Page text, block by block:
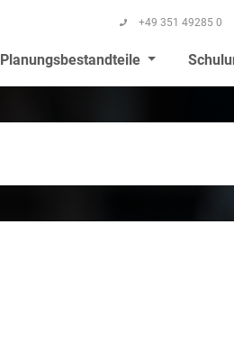
+49 351 49285 0
Planungsbestandteile